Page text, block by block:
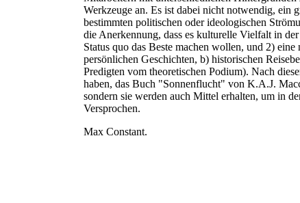
Werkzeuge an. Es ist dabei nicht notwendig, ein
bestimmten politischen oder ideologischen
die Anerkennung, dass es kulturelle Vielfalt in
Status quo das Beste machen wollen, und 2)
persönlichen Geschichten, b) historischen
Predigten vom theoretischen Podium). Nach
haben, das Buch "Sonnenflucht" von K.A.J.
sondern sie werden auch Mittel erhalten, um in
Versprochen.
Max Constant.